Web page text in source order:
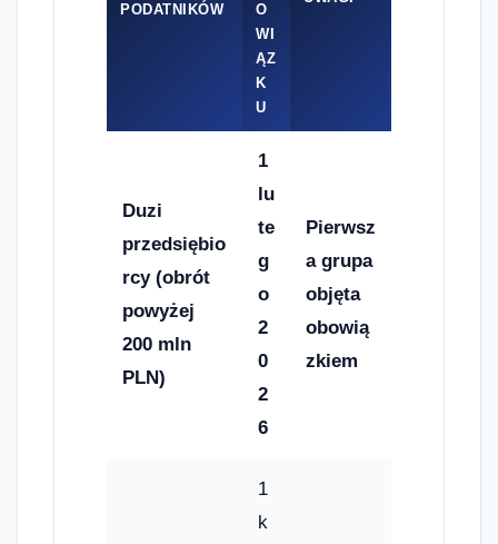
PODATNIKÓW
O
WI
ĄZ
K
U
Duzi
przedsiębio
rcy (obrót
powyżej
200 mln
PLN)
1
lu
te
g
o
2
0
2
6
Pierwsz
a grupa
objęta
obowią
zkiem
1
k